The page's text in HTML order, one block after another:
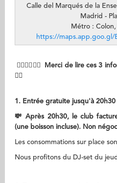
Calle del Marqués de la
Madrid -
Métro :
https://maps.app.goo.gl/
👉🏻👉🏻👉🏻 Merci de lire ces3
👈🏻
1. Entrée gratuite jusqu'à 20h30
💸 Après 20h30, le club
(une boisson incluse). Non
Les consommations sur place
Nous profitons du DJ-set du